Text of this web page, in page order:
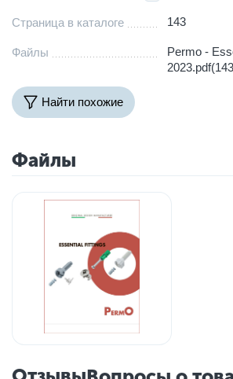
Страница в каталоге 143
Файлы
Permo -
Найти похожие
Файлы